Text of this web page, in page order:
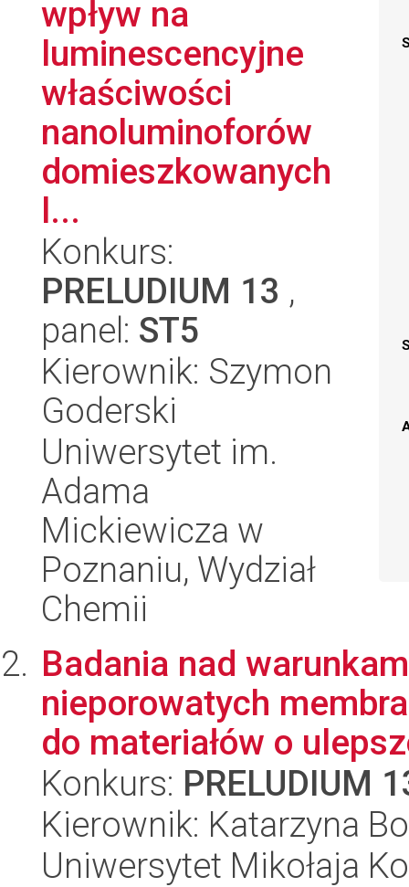
wpływ na
luminescencyjne
właściwości
nanoluminoforów
domieszkowanych
l...
Konkurs:
PRELUDIUM 13 ,
panel: ST5
Kierownik: Szymon
Goderski
Uniwersytet im.
Adama
Mickiewicza w
Poznaniu, Wydział
Chemii
Badania nad
nieporowatych
do materiałów o
Konkurs: PRELUDIUM
Kierownik: Katarzyna
Uniwersytet Mikołaja